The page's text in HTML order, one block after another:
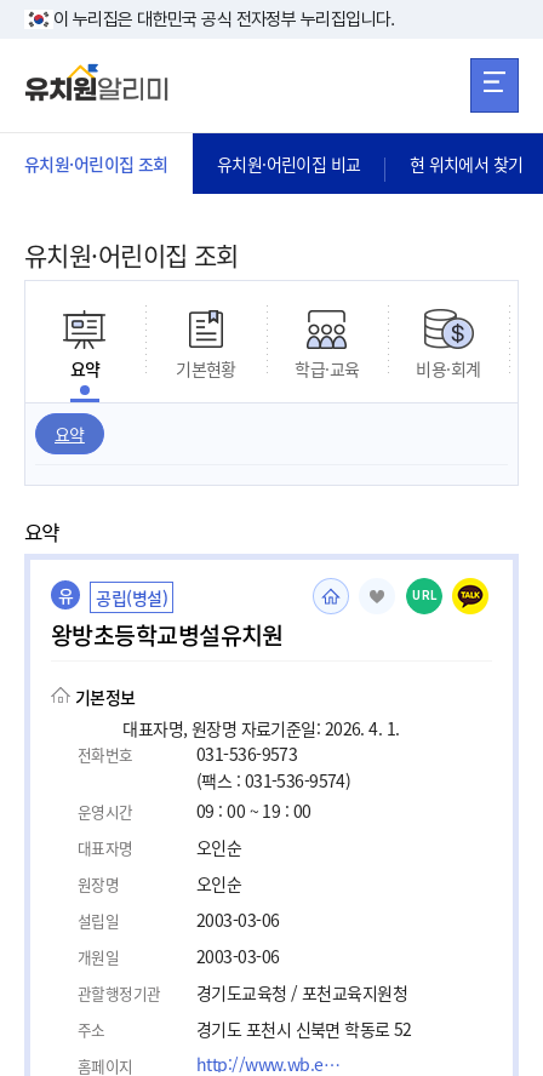
본문 바로가기
이 누리집은 대한민국 공식 전자정부 누리집입니다.
유치원·어린이집 조회 유치원·어린이집 비교 현 위치에서 찾기
유치원·어린이집 조회
요약 기본현황 학급·교육 비용·회계
요약
요약
유 공립(병설)
왕방초등학교병설유치원
URL
기본정보
대표자명, 원장명 자료기준일: 2026. 4. 1.
전화번호
031-536-9573
(팩스 : 031-536-9574)
운영시간 09 : 00 ~ 19 : 00
대표자명 오인순
원장명 오인순
설립일 2003-03-06
개원일 2003-03-06
관할행정기관 경기도교육청 / 포천교육지원청
주소 경기도 포천시 신북면 학동로 52
홈페이지 http://www.wb.es.kr/